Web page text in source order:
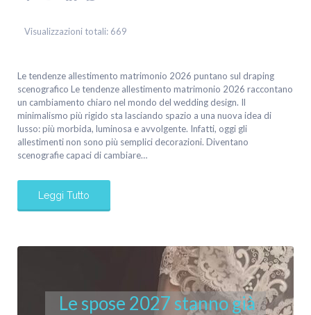
Visualizzazioni totali: 669
Le tendenze allestimento matrimonio 2026 puntano sul draping
scenografico Le tendenze allestimento matrimonio 2026 raccontano
un cambiamento chiaro nel mondo del wedding design. Il
minimalismo più rigido sta lasciando spazio a una nuova idea di
lusso: più morbida, luminosa e avvolgente. Infatti, oggi gli
allestimenti non sono più semplici decorazioni. Diventano
scenografie capaci di cambiare…
Leggi Tutto
Le spose 2027 stanno già